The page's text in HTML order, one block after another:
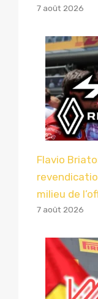
7 août 2026
Flavio
milieu de
7 août 2026